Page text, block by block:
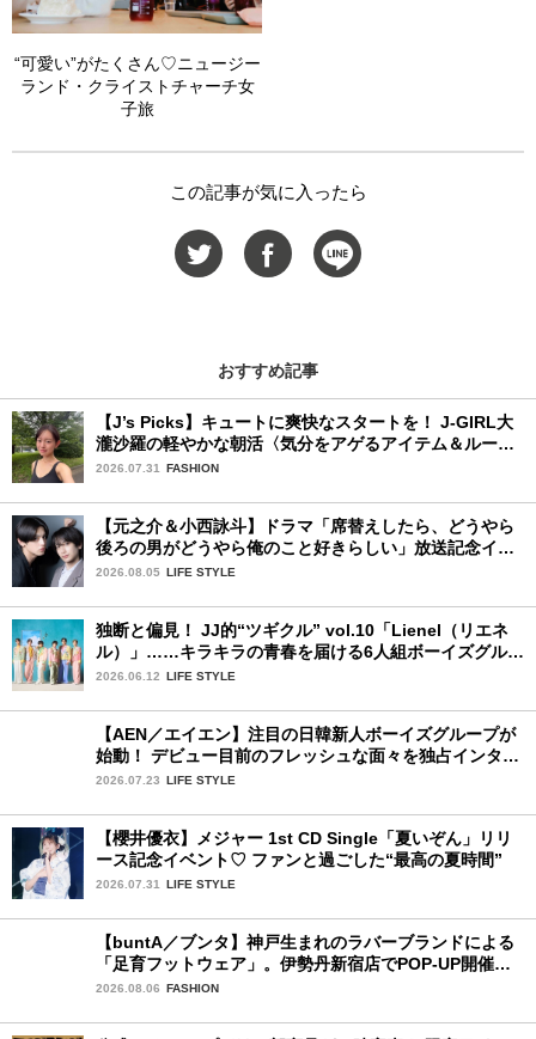
“可愛い”がたくさん♡ニュージー
ランド・クライストチャーチ女
子旅
この記事が気に入ったら
おすすめ記事
【J’s Picks】キュートに爽快なスタートを！ J-GIRL大
瀧沙羅の軽やかな朝活〈気分をアゲるアイテム＆ルーテ
ィーン〉
2026.07.31 FASHION
【元之介＆小西詠斗】ドラマ「席替えしたら、どうやら
後ろの男がどうやら俺のこと好きらしい」放送記念イン
タビュー♡ 「自然と詠斗くんが可愛く見えたんです」
2026.08.05 LIFE STYLE
独断と偏見！ JJ的“ツギクル” vol.10「Lienel（リエネ
ル）」……キラキラの青春を届ける6人組ボーイズグルー
プ
2026.06.12 LIFE STYLE
【AEN／エイエン】注目の日韓新人ボーイズグループが
始動！ デビュー目前のフレッシュな面々を独占インタビ
ュー。7人の魅力に迫ります♪
2026.07.23 LIFE STYLE
【櫻井優衣】メジャー 1st CD Single「夏いぞん」リリ
ース記念イベント♡ ファンと過ごした“最高の夏時間”
2026.07.31 LIFE STYLE
【buntA／ブンタ】神戸生まれのラバーブランドによる
「足育フットウェア」。伊勢丹新宿店でPOP-UP開催
中！
2026.08.06 FASHION